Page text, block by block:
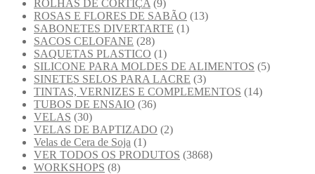
ROLHAS DE CORTIÇA (9)
ROSAS E FLORES DE SABÃO (13)
SABONETES DIVERTARTE (1)
SACOS CELOFANE (28)
SAQUETAS PLASTICO (1)
SILICONE PARA MOLDES DE ALIMENTOS (5)
SINETES SELOS PARA LACRE (3)
TINTAS, VERNIZES E COMPLEMENTOS (14)
TUBOS DE ENSAIO (36)
VELAS (30)
VELAS DE BAPTIZADO (2)
Velas de Cera de Soja (1)
VER TODOS OS PRODUTOS (3868)
WORKSHOPS (8)